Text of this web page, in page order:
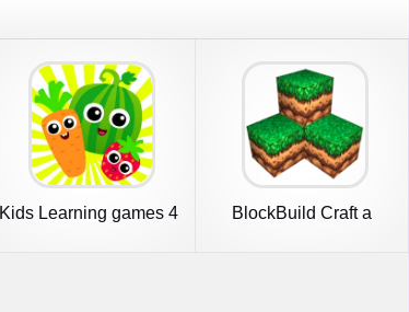
Kids Learning games 4
BlockBuild Craft a